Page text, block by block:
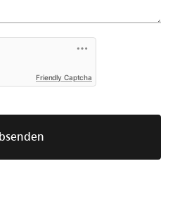
Friendly Captcha